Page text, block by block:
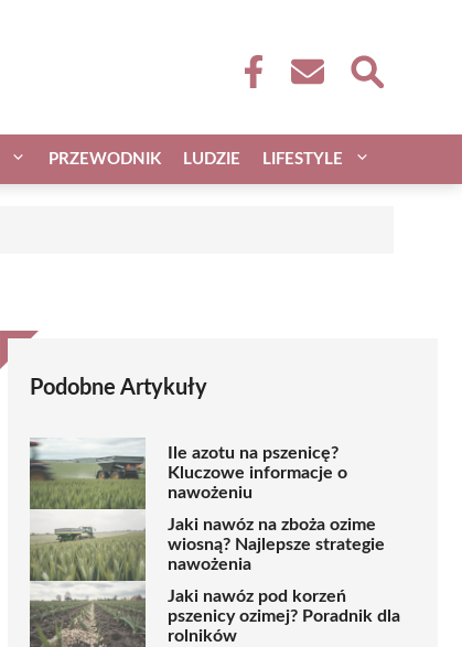
PRZEWODNIK LUDZIE LIFESTYLE
Podobne Artykuły
Ile azotu na pszenicę?
Kluczowe informacje o
nawożeniu
Jaki nawóz na zboża ozime
wiosną? Najlepsze strategie
nawożenia
Jaki nawóz pod korzeń
pszenicy ozimej? Poradnik dla
rolników